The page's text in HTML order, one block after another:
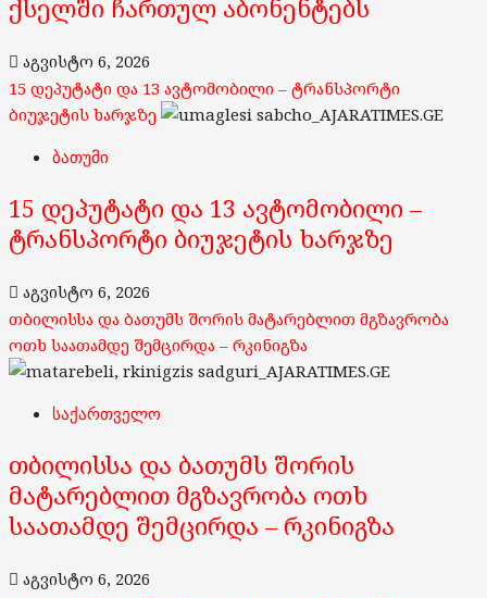
ქსელში ჩართულ აბონენტებს
აგვისტო 6, 2026
15 დეპუტატი და 13 ავტომობილი – ტრანსპორტი
ბიუჯეტის ხარჯზე
ბათუმი
15 დეპუტატი და 13 ავტომობილი –
ტრანსპორტი ბიუჯეტის ხარჯზე
აგვისტო 6, 2026
თბილისსა და ბათუმს შორის მატარებლით მგზავრობა
ოთხ საათამდე შემცირდა – რკინიგზა
საქართველო
თბილისსა და ბათუმს შორის
მატარებლით მგზავრობა ოთხ
საათამდე შემცირდა – რკინიგზა
აგვისტო 6, 2026